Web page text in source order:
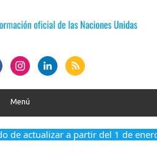
Menú
de actualizar a partir del 1 de